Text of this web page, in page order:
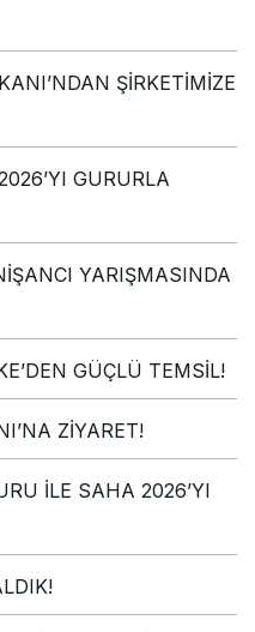
ŞİRKETİMİZE
GURURLA
YARIŞMASINDA
GÜÇLÜ TEMSİL!
ZİYARET!
İLE SAHA 2026’YI